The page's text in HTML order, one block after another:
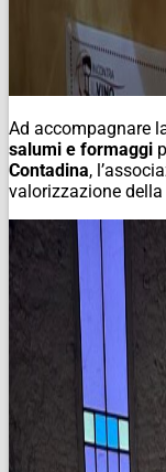
Ad accompagnare
salumi e formaggi
Contadina,
valorizzazione della